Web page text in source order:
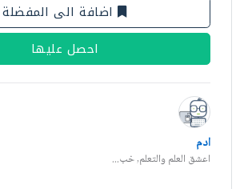
اضافة الى المفضلة
احصل عليها
ادم
اعشق العلم والتعلم, خب...